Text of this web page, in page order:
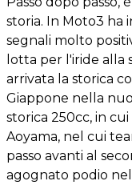
storia. In Moto3 ha
segnali molto
lotta per l'iride alla
arrivata la storica
Giappone nella
storica 250cc, in
Aoyama, nel cui
passo avanti al
agognato podio